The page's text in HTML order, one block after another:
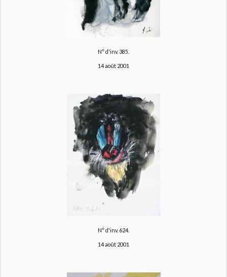
N° d'inv. 385.
14 août 2001
N° d'inv. 624.
14 août 2001